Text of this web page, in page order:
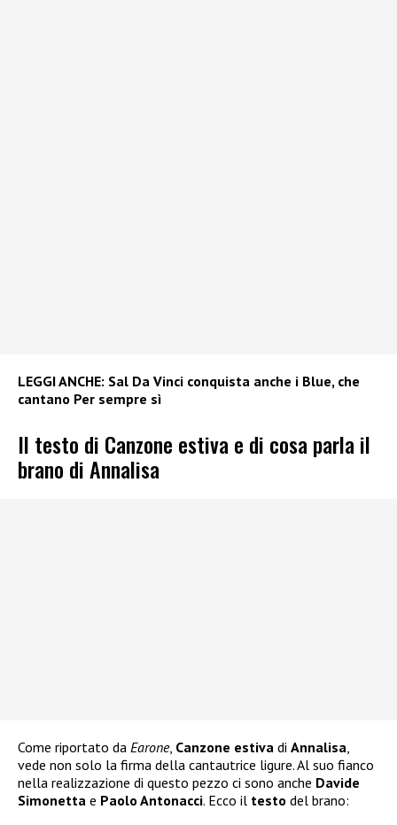
LEGGI ANCHE: Sal Da Vinci conquista anche i Blue, che
cantano Per sempre sì
Il testo di Canzone estiva e di cosa parla il
brano di Annalisa
Come riportato da Earone, Canzone estiva di Annalisa
vede non solo la firma della cantautrice ligure. Al suo fianco
nella realizzazione di questo pezzo ci sono anche Davide
Simonetta e Paolo Antonacci. Ecco il testo del brano: